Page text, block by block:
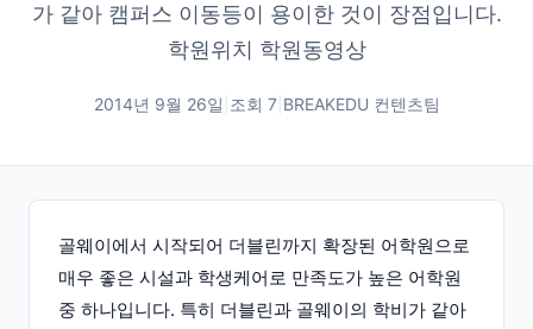
가 같아 캠퍼스 이동등이 용이한 것이 장점입니다.
학원위치 학원동영상
2014년 9월 26일 조회 7| BREAKEDU 컨텐츠팀
골웨이에서 시작되어 더블린까지 확장된 어학원으로
매우 좋은 시설과 학생케어로 만족도가 높은 어학원
중 하나입니다. 특히 더블린과 골웨이의 학비가 같아